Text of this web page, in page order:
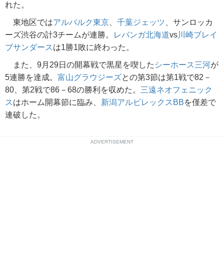
れた。
東地区ではアルバルク東京 千葉ジェッツ 、サンロッカ
ーズ渋谷の計3チームが連勝。
レバンガ北海道vs川崎ブレイ
ブサンダースは1勝1敗に終わった。
また、9月29日の開幕戦で黒星を喫した シーホース三河が
5連勝を達成。 富山グラウジーズとの第3節は第1戦で82－
80、第2戦で86－68の勝利を収めた。 三遠ネオフェニック
スはホーム開幕節に臨み、 新潟アルビレックスBBを僅差で
連破した。
ADVERTISEMENT